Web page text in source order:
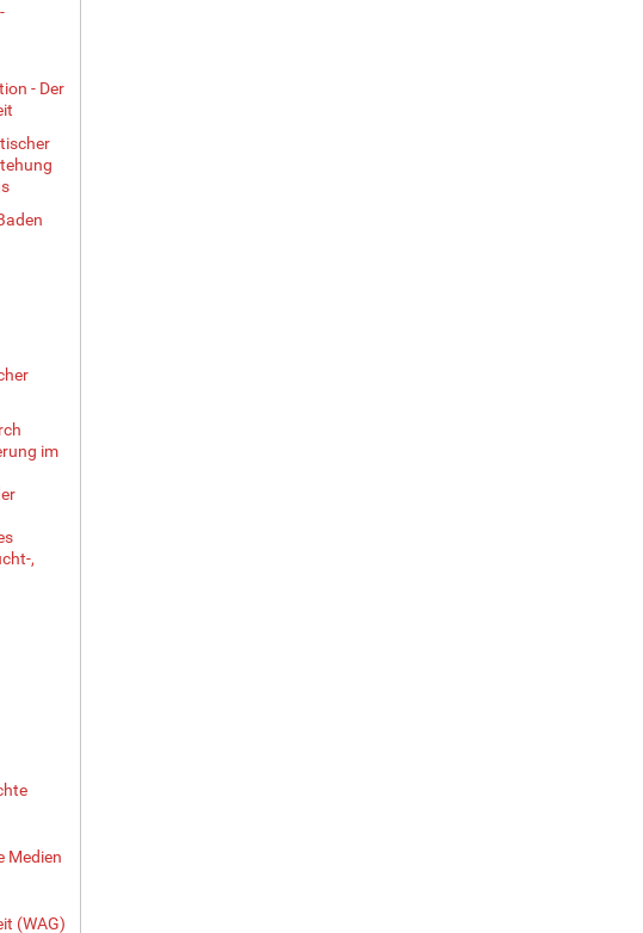
- Der
im
,
Medien
(WAG)